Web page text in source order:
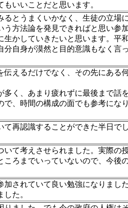
いいことだと思います。
とうまくいかなく、生徒の立場
方法論を発見できればと思い参
かしていきたいと思います。平
自身が漠然と目的意識もなく言
えるだけでなく、その先にある
く、あまり疲れずに最後まで話
、時間の構成の面でも参考にな
再認識することができた半日で
て考えさせられました。実際の
ろまでいっていないので、今後
されていて良い勉強になりまし
た。